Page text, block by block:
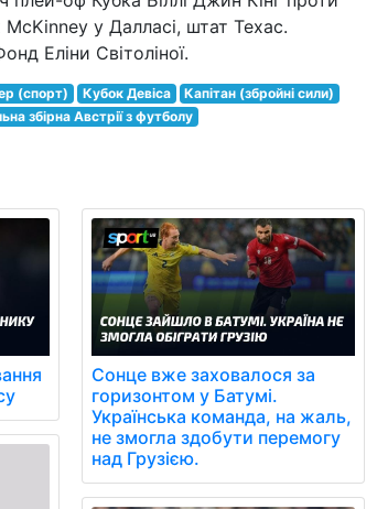
у Далласі, штат Техас.
Еліни Світоліної.
(спорт) Кубок Девіса
Капітан (збройні сили)
збірна Австрії з футболу
Сонце вже заховалося за
горизонтом у Батумі.
Українська команда, на жаль,
не змогла здобути перемогу
над Грузією.